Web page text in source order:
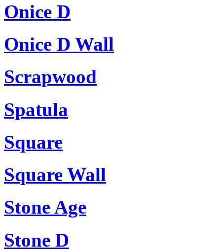
Onice D
Onice D Wall
Scrapwood
Spatula
Square
Square Wall
Stone Age
Stone D